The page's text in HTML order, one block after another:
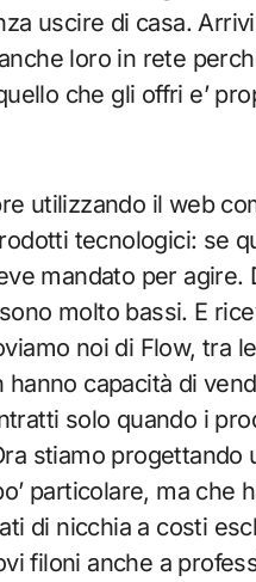
uscire di casa.
loro in rete
che gli offri e’
utilizzando il web
tecnologici: se
mandato per agire.
molto bassi. E
noi di Flow, tra
capacità di
solo quando i
stiamo
particolare, ma che
di nicchia a costi
filoni anche a